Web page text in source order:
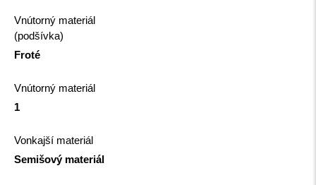
Vnútorný materiál
(podšívka)
Froté
Vnútorný materiál
1
Vonkajší materiál
Semišový materiál